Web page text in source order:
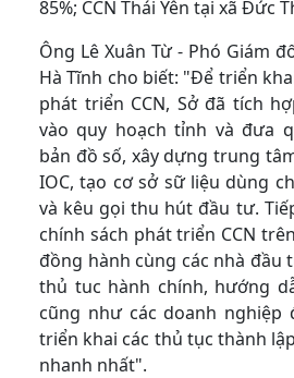
85%; CCN Thái Yên tại xã Đức
Ông Lê Xuân Từ - Phó Giám
Hà Tĩnh cho biết: "Để triển
phát triển CCN, Sở đã tích
vào quy hoạch tỉnh và đưa
bản đồ số, xây dựng trung
IOC, tạo cơ sở sữ liệu dùng
và kêu gọi thu hút đầu tư.
chính sách phát triển CCN
đồng hành cùng các nhà đầu
thủ tuc hành chính, hướng
cũng như các doanh
triển khai các thủ tục thành
nhanh nhất".